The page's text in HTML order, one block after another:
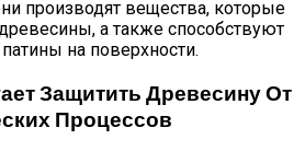
производят вещества, которые
а также способствуют
на поверхности.
Защитить Древесину От
Процессов